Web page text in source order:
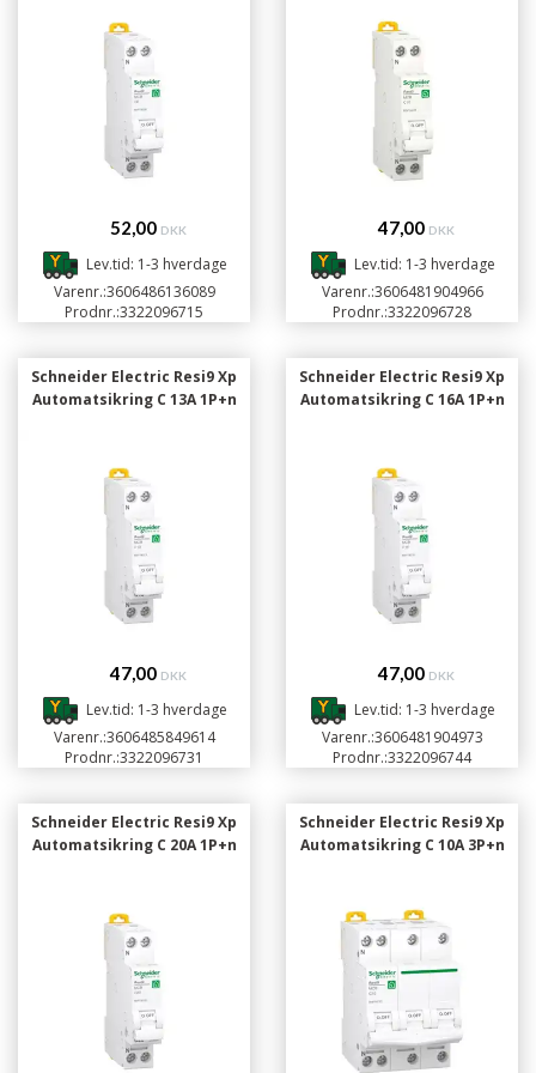
52,00 DKK
Lev.tid: 1-3 hverdage
Varenr.:3606486136089
Prodnr.:3322096715
47,00 DKK
Lev.tid: 1-3 hverdage
Varenr.:3606481904966
Prodnr.:3322096728
Schneider Electric Resi9 Xp
Automatsikring C 13A 1P+n
47,00 DKK
Lev.tid: 1-3 hverdage
Varenr.:3606485849614
Prodnr.:3322096731
Schneider Electric Resi9 Xp
Automatsikring C 16A 1P+n
47,00 DKK
Lev.tid: 1-3 hverdage
Varenr.:3606481904973
Prodnr.:3322096744
Schneider Electric Resi9 Xp
Automatsikring C 20A 1P+n
Schneider Electric Resi9 Xp
Automatsikring C 10A 3P+n